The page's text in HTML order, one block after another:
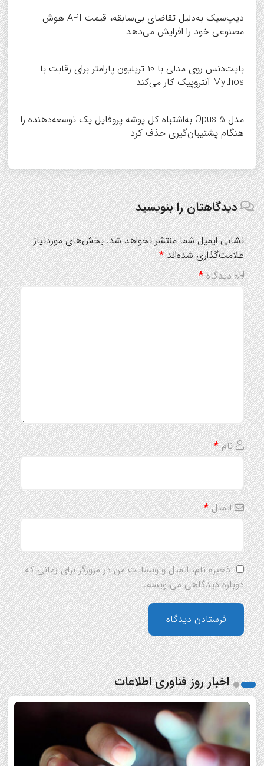
دیپ‌سیک به‌دلیل تقاضای بی‌سابقه، قیمت API هوش
مصنوعی خود را افزایش می‌دهد
بایت‌دنس روی مدلی با ۱۰ تریلیون پارامتر برای رقابت با
Mythos آنتروپیک کار می‌کند
مدل Opus 5 به‌اشتباه کل پوشه پروفایل یک توسعه‌دهنده را
هنگام پشتیبان‌گیری حذف کرد
دیدگاهتان را بنویسید
نشانی ایمیل شما منتشر نخواهد شد. بخش‌های موردنیاز
علامت‌گذاری شده‌اند*
دیدگاه*
نام*
ایمیل*
ذخیره نام، ایمیل و وبسایت من در مرورگر برای زمانی که
دوباره دیدگاهی می‌نویسم.
اخبار روز فناوری اطلاعات